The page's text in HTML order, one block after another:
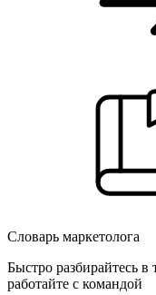
Словарь маркетолога
Быстро разбирайтесь
работайте с командой